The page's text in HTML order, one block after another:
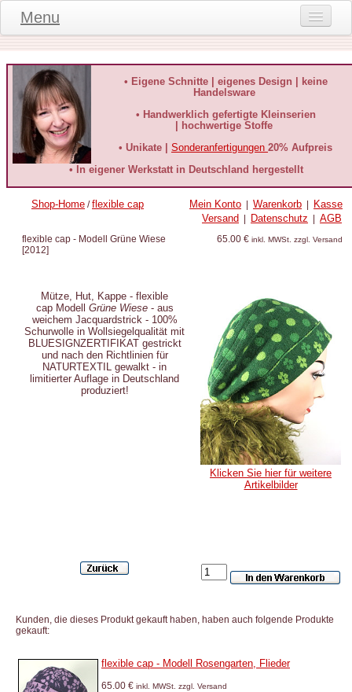
Menu
Produktinformationen
Kundeninformationen
häufige Fragen
Kontakt
Datenschutz
• Eigene Schnitte | eigenes Design | keine
Handelsware
• Handwerklich gefertigte Kleinserien
| hochwertige Stoffe
• Unikate | Sonderanfertigungen 20% Aufpreis
• In eigener Werkstatt in Deutschland hergestellt
Shop-Home /flexible cap Mein Konto Warenkorb
Kasse
Versand
Datenschutz AGB
flexible cap - Modell Grüne Wiese
[2012]
65.00 € inkl. MWSt. zzgl. Versand
Mütze, Hut, Kappe - flexible
cap Modell Grüne Wiese- aus
weichem Jacquardstrick - 100%
Schurwolle in Wollsiegelqualität mit
BLUESIGNZERTIFIKAT gestrickt
und nach den Richtlinien für
NATURTEXTIL gewalkt - in
limitierter Auflage in Deutschland
produziert!
Klicken Sie hier für weitere
Artikelbilder
Kunden, die dieses Produkt gekauft haben, haben auch folgende Produkte
gekauft:
flexible cap - Modell Rosengarten, Flieder
65.00 € inkl. MWSt. zzgl. Versand